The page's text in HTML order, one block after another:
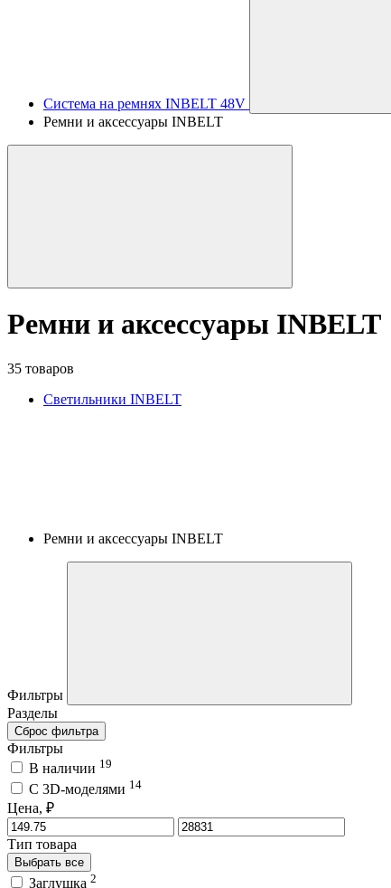
Система на ремнях INBELT 48V
Ремни и аксессуары INBELT
Ремни и аксессуары INBELT
35 товаров
Светильники INBELT
Ремни и аксессуары INBELT
Фильтры
Разделы
Сброс фильтра
Фильтры
В наличии 19
C 3D-моделями 14
Цена, ₽
Тип товара
Выбрать все
Заглушка 2